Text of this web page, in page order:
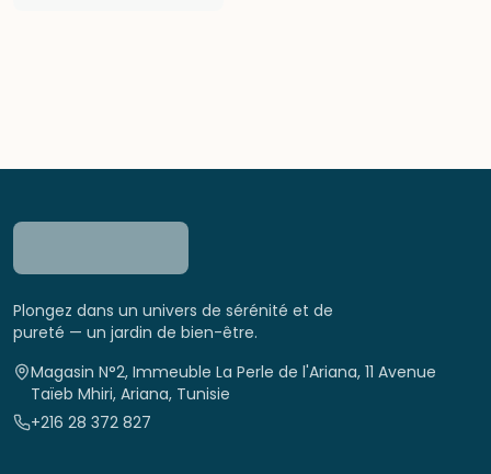
Plongez dans un univers de sérénité et de
pureté — un jardin de bien-être.
Magasin N°2, Immeuble La Perle de l'Ariana, 11 Avenue
Taïeb Mhiri, Ariana, Tunisie
+216 28 372 827